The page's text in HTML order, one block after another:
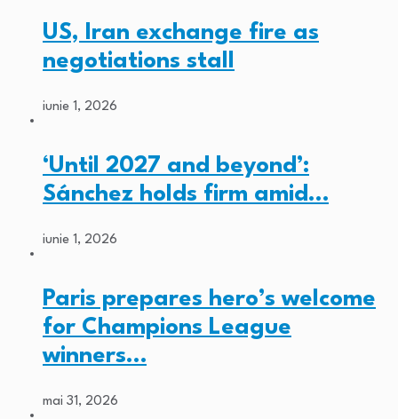
US, Iran exchange fire as
negotiations stall
iunie 1, 2026
‘Until 2027 and beyond’:
Sánchez holds firm amid…
iunie 1, 2026
Paris prepares hero’s welcome
for Champions League
winners…
mai 31, 2026